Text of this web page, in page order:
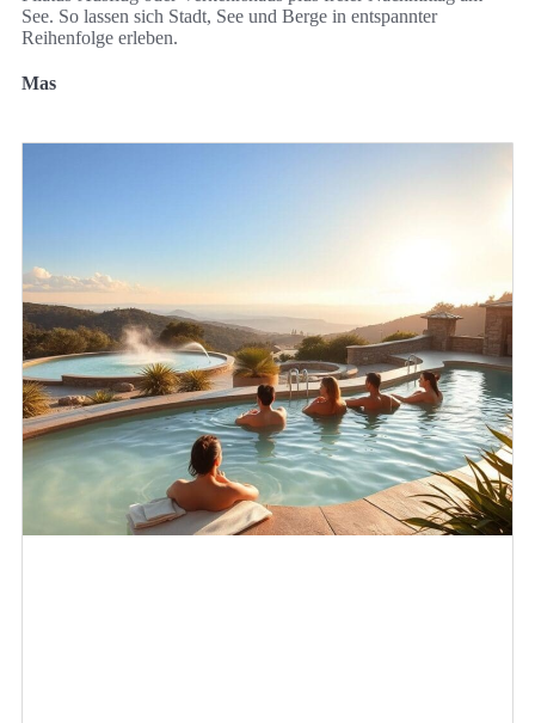
See. So lassen sich Stadt, See und Berge in entspannter
Reihenfolge erleben.
Mas